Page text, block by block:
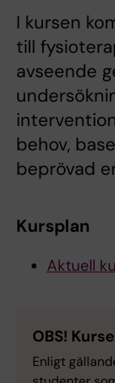
I kursen
till
avseende
behov,
beprövad
Kursplan
Aktuell
OBS!
Enligt